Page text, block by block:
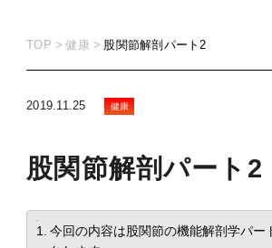
TOP 健康 股関節解剖パート2
2019.11.25 健康
股関節解剖パート2
今回の内容は股関節の機能解剖学パー
maternity
筋トレ
training